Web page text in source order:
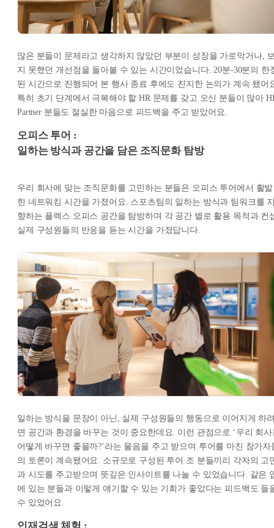
많은 분들이 문제라고 생각하지 않았던 부분이 성장을 가로막거나,
지 못했던 개선점을 돌아볼 수 있는 시간이었습니다. 20분-30분의 한
된 시간으로 진행되어 본 행사 종료 후에도 진지한 논의가 계속 됐어
특히 초기 단계에서 극복해야 할 HR 문제를 갖고 오신 분들이 많아
Partner 분들도 절실한 마음으로 피드백을 주고 받았어요.
오피스 투어 :
일하는 방식과 공간을 담은 조직문화 탐방
우리 회사에 맞는 조직문화를 고민하는 분들은 오피스 투어에서 활발
한 네트워킹 시간을 가졌어요. 스포츠팀의 일하는 방식과 팀워크를
향하는 플렉스 오피스 공간을 탐방하며 각 공간 별로 활용 목적과 컨
실제 구성원들의 반응을 듣는 시간을 가졌답니다.
일하는 방식을 문장이 아닌, 실제 구성원들의 행동으로 이어지게 하
면 공간과 환경을 바꾸는 것이 중요한데요. 이런 관점으로 ‘우리 회사
어떻게 바꾸면 좋을까?’라는 물음을 주고 받으며 투어를 마친 참가자
의 토론이 계속됐어요. 소규모로 구성된 투어 조 분들끼리 각자의 고
과 시도를 주고받으며 뜻깊은 인사이트를 나눌 수 있었습니다. 같은
에 있는 분들과 이렇게 얘기할 수 있는 기회가 좋았다는 피드백도 들
수 있었어요.
인재검색 체험 :